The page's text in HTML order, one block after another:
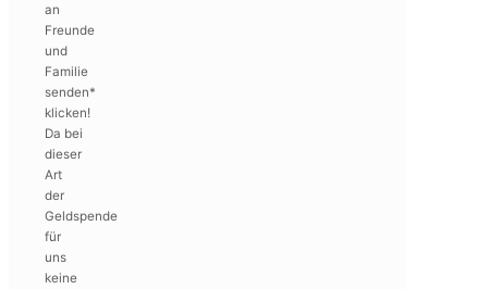
an
Freunde
und
Familie
senden*
klicken!
Da bei
dieser
Art
der
Geldspende
für
uns
keine